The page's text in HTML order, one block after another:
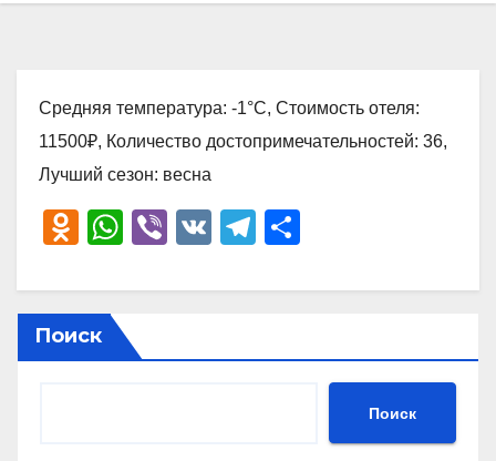
Средняя температура: -1°C, Стоимость отеля:
11500₽, Количество достопримечательностей: 36,
Лучший сезон: весна
O
n
o
kl
W
at
s
A
Vi
er
V
T
e
a
р
в
ть
Поиск
Поиск